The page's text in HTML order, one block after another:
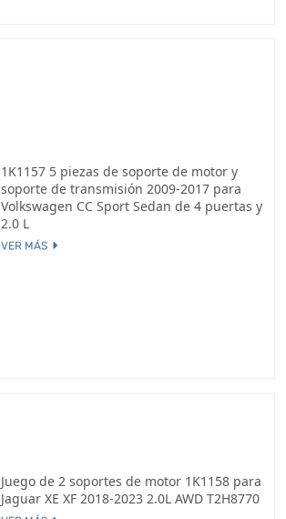
1K1157 5 piezas de soporte de motor y
soporte de transmisión 2009-2017 para
Volkswagen CC Sport Sedan de 4 puertas y
2.0 L
VER MÁS
Juego de 2 soportes de motor 1K1158 para
Jaguar XE XF 2018-2023 2.0L AWD T2H8770